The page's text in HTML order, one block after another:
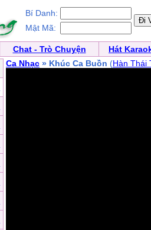
Bí Danh:
Mật Mã:
Chat - Trò Chuyện
Hát
Ca Nhạc » Khúc Ca Buồn (Hàn Thái